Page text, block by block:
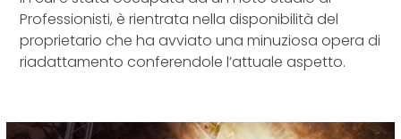
Professionisti, è rientrata nella disponibilità del
proprietario che ha avviato una minuziosa opera di
riadattamento conferendole l’attuale aspetto.